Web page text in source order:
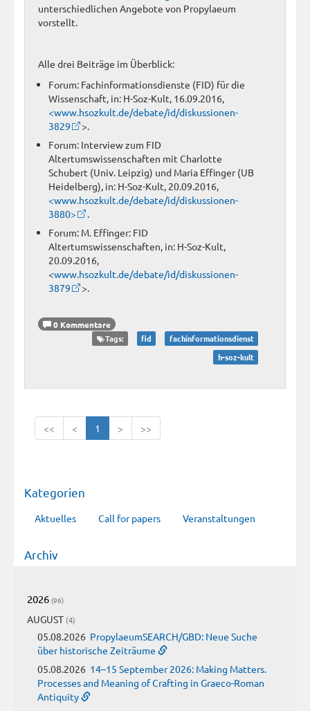
unterschiedlichen Angebote von Propylaeum
vorstellt.
Alle drei Beiträge im Überblick:
Forum: Fachinformationsdienste (FID) für die
Wissenschaft, in: H-Soz-Kult, 16.09.2016,
<www.hsozkult.de/debate/id/diskussionen-
3829
>.
Forum: Interview zum FID
Altertumswissenschaften mit Charlotte
Schubert (Univ. Leipzig) und Maria Effinger (UB
Heidelberg), in: H-Soz-Kult, 20.09.2016,
<www.hsozkult.de/debate/id/diskussionen-
3880>
.
Forum: M. Effinger: FID
Altertumswissenschaften, in: H-Soz-Kult,
20.09.2016,
<www.hsozkult.de/debate/id/diskussionen-
3879
>.
0 Kommentare
Tags:
fid
fachinformationsdienst
h-soz-kult
<< < 1 > >>
Kategorien
Aktuelles Call for papers Veranstaltungen
Archiv
2026 (96)
AUGUST (4)
05.08.2026 PropylaeumSEARCH/GBD: Neue Suche
über historische Zeiträume
05.08.2026 14–15 September 2026: Making Matters.
Processes and Meaning of Crafting in Graeco-Roman
Antiquity